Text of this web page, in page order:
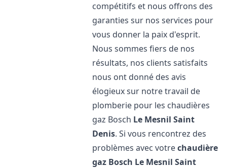
compétitifs et nous offrons des
garanties sur nos services pour
vous donner la paix d'esprit.
Nous sommes fiers de nos
résultats, nos clients satisfaits
nous ont donné des avis
élogieux sur notre travail de
plomberie pour les chaudières
gaz Bosch Le Mesnil Saint
Denis. Si vous rencontrez des
problèmes avec votrechaudière
gaz Bosch Le Mesnil Saint